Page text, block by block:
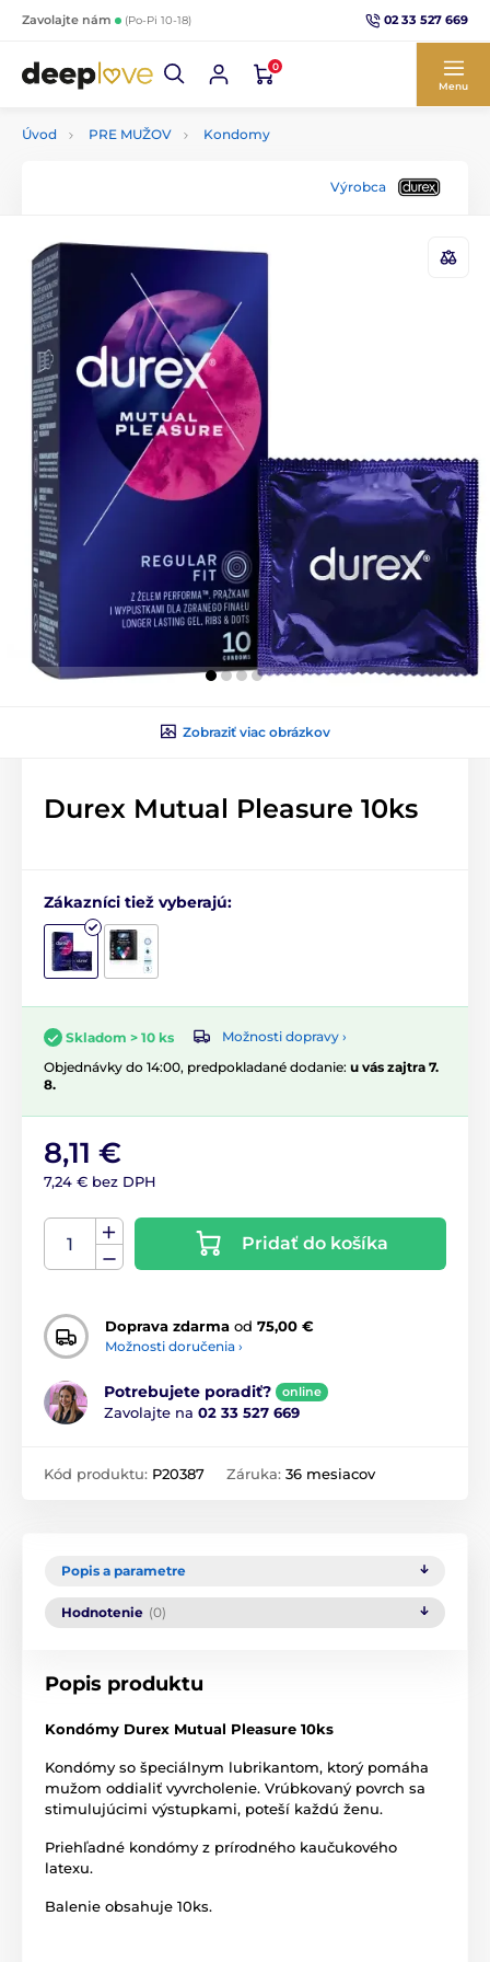
Zavolajte nám (Po-Pi 10-18) 02 33 527 669
0
Menu
Úvod PRE MUŽOV Kondomy
Výrobca
Zobraziť viac obrázkov
Durex Mutual Pleasure 10ks
Zákazníci tiež vyberajú:
Skladom > 10 ks
Možnosti dopravy ›
Objednávky do 14:00, predpokladané dodanie: u vás zajtra 7.
8.
8,11 €
7,24 € bez DPH
Pridať do košíka
Doprava zdarma od 75,00 €
Možnosti doručenia ›
Potrebujete poradiť? online
Zavolajte na 02 33 527 669
Kód produktu: P20387 Záruka: 36 mesiacov
Popis a parametre
Hodnotenie (0)
Popis produktu
Kondómy Durex Mutual Pleasure 10ks
Kondómy so špeciálnym lubrikantom, ktorý pomáha
mužom oddialiť vyvrcholenie. Vrúbkovaný povrch sa
stimulujúcimi výstupkami, poteší každú ženu.
Priehľadné kondómy z prírodného kaučukového
latexu.
Balenie obsahuje 10ks.